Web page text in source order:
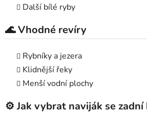
Další bílé ryby
🌊 Vhodné revíry
Rybníky a jezera
Klidnější řeky
Menší vodní plochy
⚙️ Jak vybrat naviják se zadní